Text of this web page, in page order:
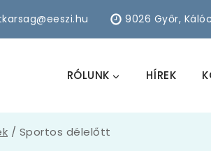
9026 Győr,
RÓLUNK HÍREK
/ Sportos délelőtt